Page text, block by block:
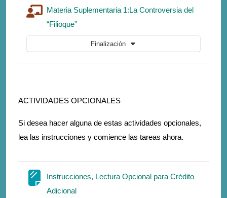
Materia Suplementaria 1:La Controversia del
“Filioque”Lección
Finalización
ACTIVIDADES OPCIONALES
Si desea hacer alguna de estas actividades opcionales,
lea las instrucciones y comience las tareas ahora.
Instrucciones, Lectura Opcional para Crédito
AdicionalPágina